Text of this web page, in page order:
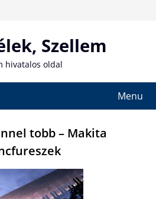
Szellem
hivatalos oldal
Menu
tobb – Makita